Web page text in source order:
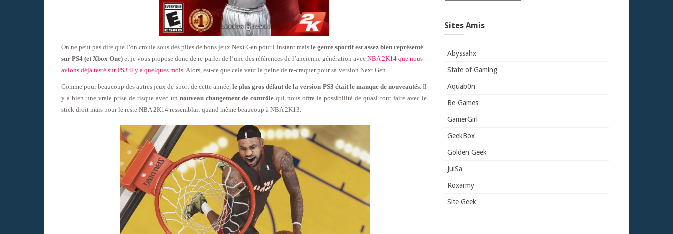
On ne peut pas dire que l’on croule sous des piles de bons jeux Next Gen pour l’instant mais le genre sportif est assez bien représenté
sur PS4 (et Xbox One) et je vous propose donc de re-parler de l’une des références de l’ancienne génération avec NBA 2K14 que nous
avions déjà testé sur PS3 il y a quelques mois . Alors, est-ce que cela vaut la peine de re-craquer pour sa version Next Gen…
Comme pour beaucoup des autres jeux de sport de cette année, le plus gros défaut de la version PS3 était le manque de nouveautés. Il
y a bien une vraie prise de risque avec un nouveau changement de contrôle qui nous offre la possibilité de quasi tout faire avec le
stick droit mais pour le reste NBA 2K14 ressemblait quand même beaucoup à NBA 2K13.
Sites Amis
Abyssahx
State of Gaming
Aquab0n
Be-Games
GamerGirl
GeekBox
Golden Geek
JulSa
Roxarmy
Site Geek